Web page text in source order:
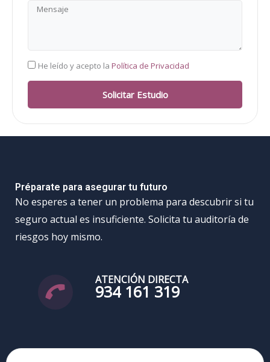
Mensaje
RGPD
He leído y acepto la Política de Privacidad
Solicitar Estudio
Préparate para asegurar tu futuro
No esperes a tener un problema para descubrir si tu
seguro actual es insuficiente. Solicita tu auditoría de
riesgos hoy mismo.
ATENCIÓN DIRECTA
934 161 319